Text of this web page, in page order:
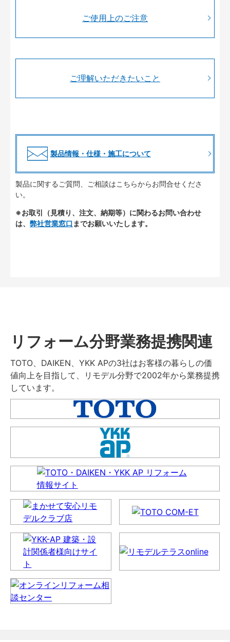
ご使用上のご注意
ご理解いただきたいこと
製品情報・仕様・施工について
製品に関するご質問、ご相談はこちらからお問合せくださ
い。
※お取引（見積り、注文、納期等）に関わるお問い合わせ
は、 弊社営業窓口 までお願いいたします。
リフォーム分野業務提携関連
TOTO、DAIKEN、YKK APの3社はお客様の暮らしの価
値向上を目指して、リモデル分野で2002年から業務提携
しています。